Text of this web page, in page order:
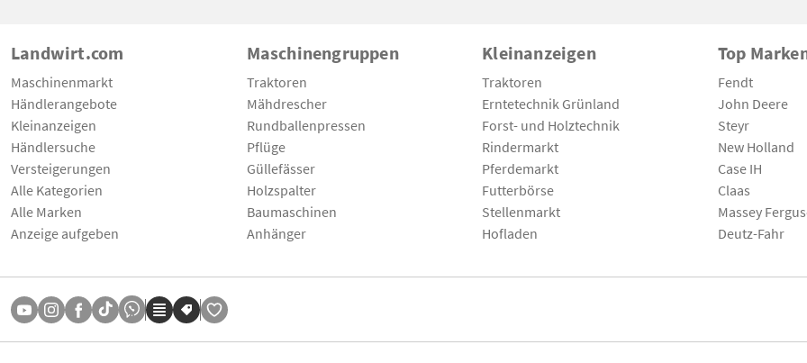
Landwirt.com
Maschinenmarkt
Händlerangebote
Kleinanzeigen
Händlersuche
Versteigerungen
Alle Kategorien
Alle Marken
Anzeige aufgeben
Maschinengruppen
Traktoren
Mähdrescher
Rundballenpressen
Pflüge
Güllefässer
Holzspalter
Baumaschinen
Anhänger
Kleinanzeigen
Traktoren
Erntetechnik Grünland
Forst- und Holztechnik
Rindermarkt
Pferdemarkt
Futterbörse
Stellenmarkt
Hofladen
Top
Fendt
John Deere
Steyr
New Holland
Case IH
Claas
Massey
Deutz-Fahr